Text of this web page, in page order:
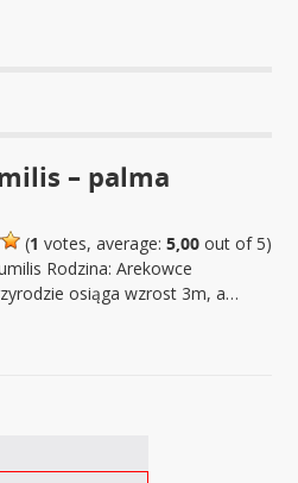
– palma
(1 votes, average: 5,00out of 5)
Rodzina: Arekowce
osiąga wzrost 3m, a…